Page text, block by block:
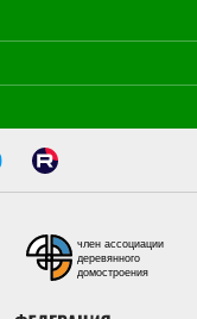
член ассоциации
деревянного
домостроения